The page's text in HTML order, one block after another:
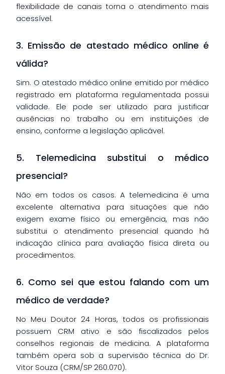
flexibilidade de canais torna o atendimento mais
acessível.
3. Emissão de atestado médico online é
válida?
Sim. O atestado médico online emitido por médico
registrado em plataforma regulamentada possui
validade. Ele pode ser utilizado para justificar
ausências no trabalho ou em instituições de
ensino, conforme a legislação aplicável.
5. Telemedicina substitui o médico
presencial?
Não em todos os casos. A telemedicina é uma
excelente alternativa para situações que não
exigem exame físico ou emergência, mas não
substitui o atendimento presencial quando há
indicação clínica para avaliação física direta ou
procedimentos.
6. Como sei que estou falando com um
médico de verdade?
No Meu Doutor 24 Horas, todos os profissionais
possuem CRM ativo e são fiscalizados pelos
conselhos regionais de medicina. A plataforma
também opera sob a supervisão técnica do Dr.
Vitor Souza (CRM/SP 260.070).